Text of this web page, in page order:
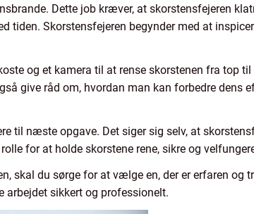
Dette job kræver, at skorstensfejeren
tiden. Skorstensfejeren begynder med at
og et kamera til at rense skorstenen fra top til
give råd om, hvordan man kan forbedre dens
til næste opgave. Det siger sig selv, at
for at holde skorstene rene, sikre og
skal du sørge for at vælge en, der er erfaren og
arbejdet sikkert og professionelt.